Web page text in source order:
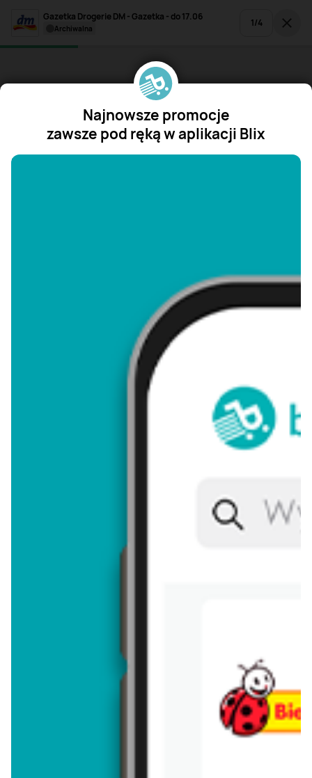
Gazetka Drogerie DM - Gazetka - do 17.06
archiwalna 1/4
Najnowsze promocje
zawsze pod ręką w aplikacji Blix
"/>